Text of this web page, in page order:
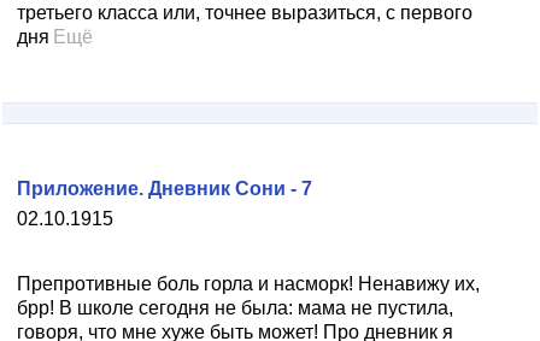
третьего класса или, точнее выразиться, с первого
дня Ещё
02.10.1915
Приложение. Дневник Сони - 7
Препротивные боль горла и насморк! Ненавижу их,
брр! В школе сегодня не была: мама не пустила,
говоря, что мне хуже быть может! Про дневник я